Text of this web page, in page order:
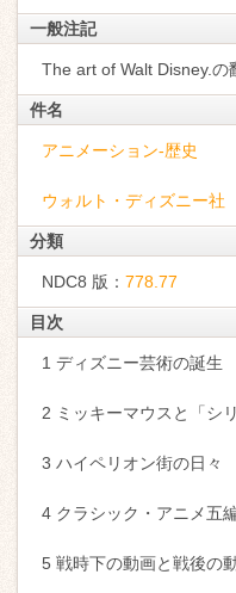
一般注記
The art of Walt Disney.の
件名
アニメーション-歴史
ウォルト・ディズニー社
分類
NDC8 版： 778.77
目次
1 ディズニー芸術の誕生
2 ミッキーマウスと「シ
3 ハイペリオン街の日々
4 クラシック・アニメ五
5 戦時下の動画と戦後の